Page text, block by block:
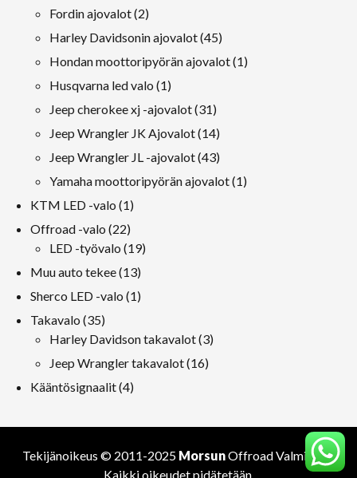
Fordin ajovalot 22
tuotteet
Harley Davidsonin ajovalot 4545
tuotteet
Hondan moottoripyörän ajovalot 11
Husqvarna led valo 11
tuote
Jeep cherokee xj -ajovalot 3131
tuotteet
Jeep Wrangler JK Ajovalot 1414
tuotteet
Jeep Wrangler JL -ajovalot 4343
tuotteet
Yamaha moottoripyörän ajovalot 11
KTM LED -valo 11
tuote
Offroad -valo 2222
tuotteet
LED -työvalo 1919
Muu auto tekee 1313
tuotteet
Sherco LED -valo 11
Takavalo 3535
tuotteet
Harley Davidson takavalot 33
Jeep Wrangler takavalot 1616
Kääntösignaalit 44
Tekijänoikeus © 2011-2025 MorsunOffroadValmistaja.
Kaikki oikeudet pidätetään.